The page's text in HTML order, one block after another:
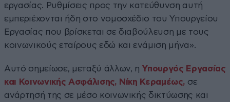
εργασίας. Ρυθμίσεις προς την κατεύθυνση αυτή
εμπεριέχονται ήδη στο νομοσχέδιο του Υπουργείου
Εργασίας που βρίσκεται σε διαβούλευση με τους
κοινωνικούς εταίρους εδώ και ενάμιση μήνα».
Αυτό σημείωσε, μεταξύ άλλων, η Υπουργός Εργασίας
και Κοινωνικής Ασφάλισης, Νίκη Κεραμέως, σε
ανάρτησή της σε μέσο κοινωνικής δικτύωσης και